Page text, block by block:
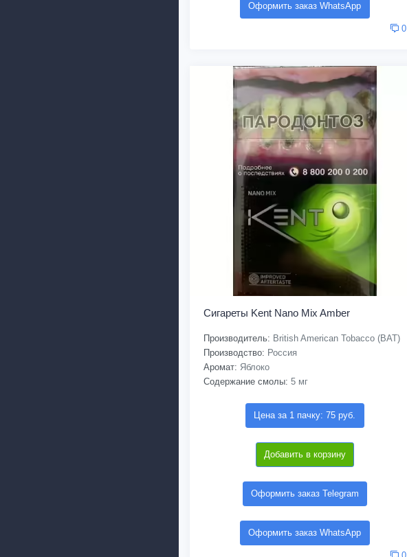
Оформить заказ WhatsApp
0
Сигареты Kent Nano Mix Amber
Производитель: British American Tobacco (BAT)
Производство: Россия
Аромат: Яблоко
Содержание смолы: 5 мг
Цена за 1 пачку: 75 руб.
Добавить в корзину
Оформить заказ Telegram
Оформить заказ WhatsApp